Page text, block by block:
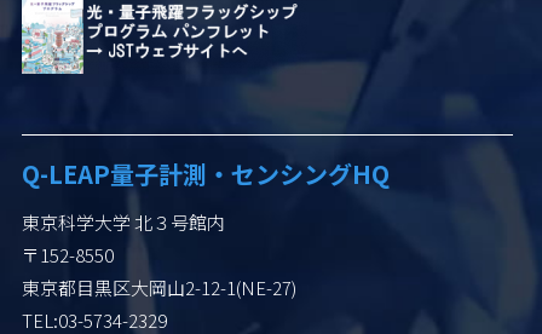
Q-LEAP量子計測・センシングHQ
東京科学大学 北３号館内
〒152-8550
東京都目黒区大岡山2-12-1(NE-27)
TEL:03-5734-2329